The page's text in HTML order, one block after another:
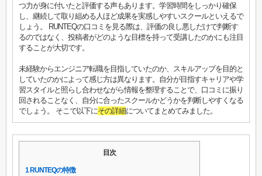
つ力が身に付いたと評価する声もあります。学習時間をしっかり確保
し、継続して取り組める人ほど成果を実感しやすいスクールといえるで
しょう。 RUNTEQの口コミを見る際は、評価の良し悪しだけで判断す
るのではなく、投稿者がどのような目標を持って受講したのかにも注目
することが大切です。
未経験からエンジニア転職を目指していたのか、スキルアップを目的と
していたのかによって感じ方は異なります。自分が目指すキャリアや学
習スタイルと照らし合わせながら情報を整理することで、口コミに振り
回されることなく、自分に合ったスクールかどうかを判断しやすくなる
でしょう。 そこで以下にその詳細についてまとめてみました。
目次
1RUNTEQの特徴